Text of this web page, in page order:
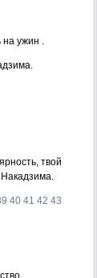
на ужин .
твой
Накадзима.
40 41 42 43